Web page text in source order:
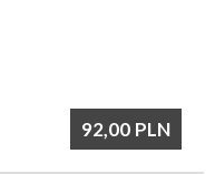
92,00 PLN